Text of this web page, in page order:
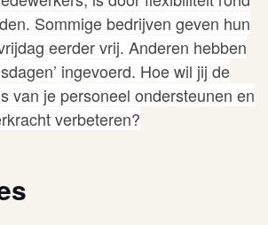
Sommige bedrijven geven hun
eerder vrij. Anderen hebben
ingevoerd. Hoe wil jij de
van je personeel ondersteunen en
verbeteren?